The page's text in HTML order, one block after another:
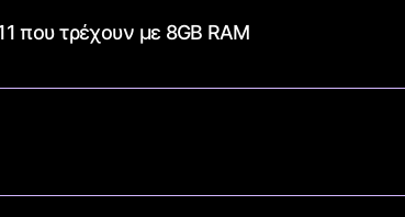
που τρέχουν με 8GB RAM